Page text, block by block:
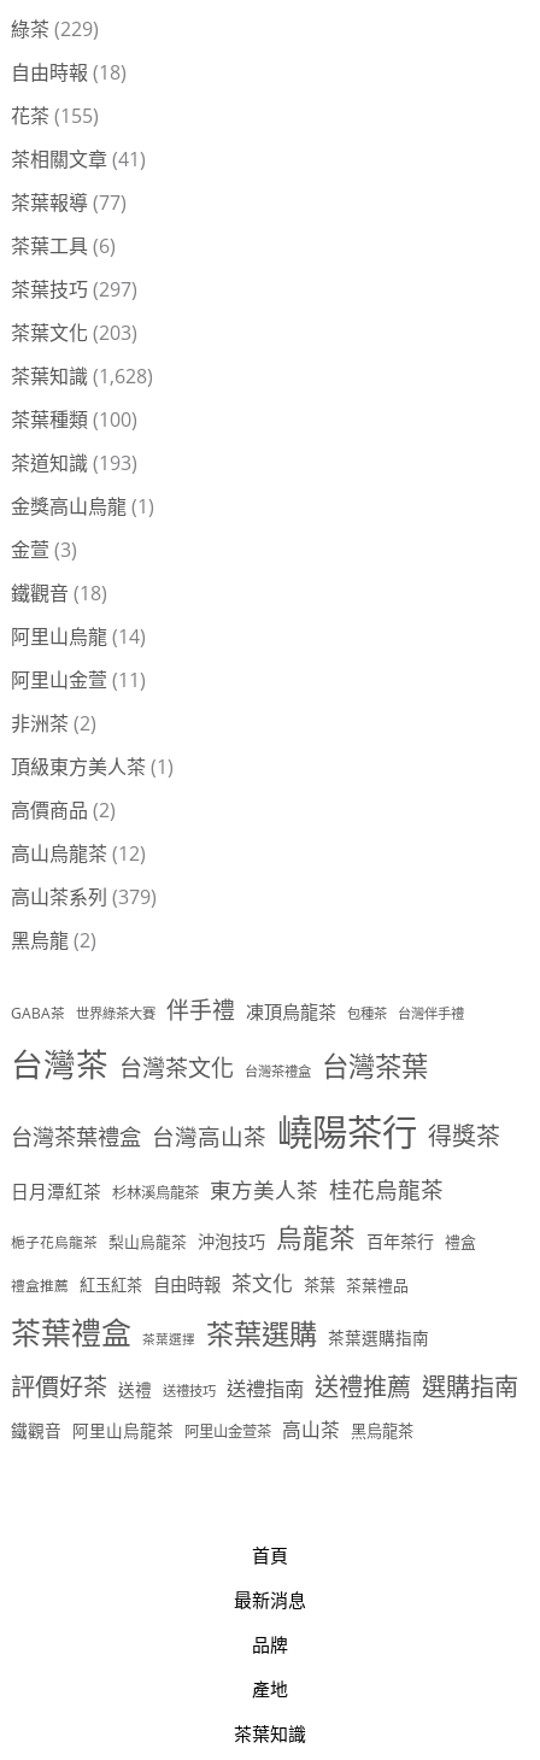
綠茶 (229)
自由時報 (18)
花茶 (155)
茶相關文章(41)
茶葉報導(77)
茶葉工具(6)
茶葉技巧(297)
茶葉文化 (203)
茶葉知識(1,628)
茶葉種類(100)
茶道知識(193)
金獎高山烏龍(1)
金萱 (3)
鐵觀音 (18)
阿里山烏龍(14)
阿里山金萱 (11)
非洲茶 (2)
頂級東方美人茶 (1)
高價商品 (2)
高山烏龍茶 (12)
高山茶系列 (379)
黑烏龍(2)
GABA茶 世界綠茶大賽 伴手禮 凍頂烏龍茶 包種茶 台灣伴手禮
台灣茶 台灣茶文化 台灣茶禮盒 台灣茶葉
台灣茶葉禮盒 台灣高山茶 嶢陽茶行 得獎茶
日月潭紅茶 杉林溪烏龍茶 東方美人茶 桂花烏龍茶
梔子花烏龍茶 梨山烏龍茶 沖泡技巧 烏龍茶 百年茶行 禮盒
禮盒推薦 紅玉紅茶 自由時報 茶文化 茶葉 茶葉禮品
茶葉禮盒 茶葉選擇 茶葉選購 茶葉選購指南
評價好茶 送禮 送禮技巧 送禮指南 送禮推薦 選購指南
鐵觀音 阿里山烏龍茶 阿里山金萱茶 高山茶 黑烏龍茶
首頁
最新消息
品牌
產地
茶葉知識